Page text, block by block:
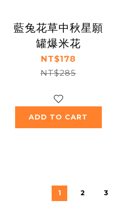
藍兔花草中秋星願
罐爆米花
NT$178
NT$285
ADD TO CART
1 2 3